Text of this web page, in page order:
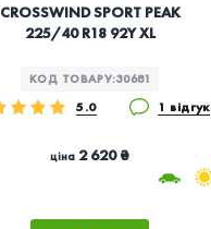
CROSSWIND SPORT PEAK
225/40 R18 92Y XL
КОД ТОВАРУ:30681
5.0 1 відгук
ціна 2 620 ₴